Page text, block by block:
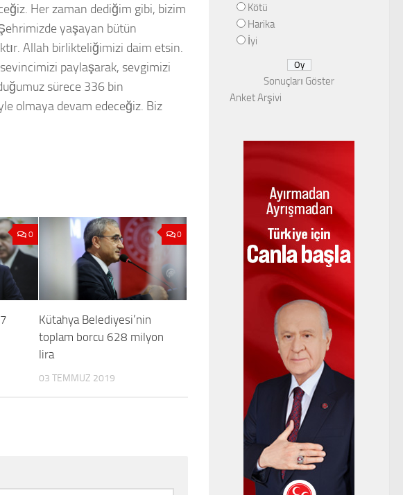
Her zaman dediğim gibi, bizim
yaşayan bütün
Allah birlikteliğimizi daim etsin.
sevincimizi paylaşarak, sevgimizi
sürece 336 bin
olmaya devam edeceğiz. Biz
0 0
Kütahya Belediyesi’nin
toplam borcu 628 milyon
lira
03 TEMMUZ 2019
Kötü
Harika
İyi
Sonuçları Göster
Anket Arşivi